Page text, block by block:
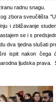
radnu snagu.
zbora sveučilišta
i zbližavanje
se i s
dva tjedna slušati
ispit nakon čega
ljudska prava.